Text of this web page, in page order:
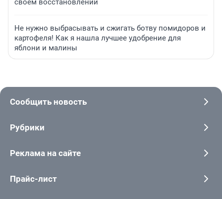
своем восстановлении
Не нужно выбрасывать и сжигать ботву помидоров и
картофеля! Как я нашла лучшее удобрение для
яблони и малины
Сообщить новость
Рубрики
Реклама на сайте
Прайс-лист